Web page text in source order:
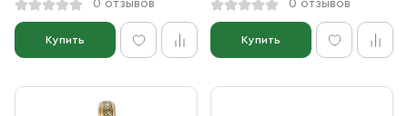
0 отзывов
Купить
0 отзывов
Купить